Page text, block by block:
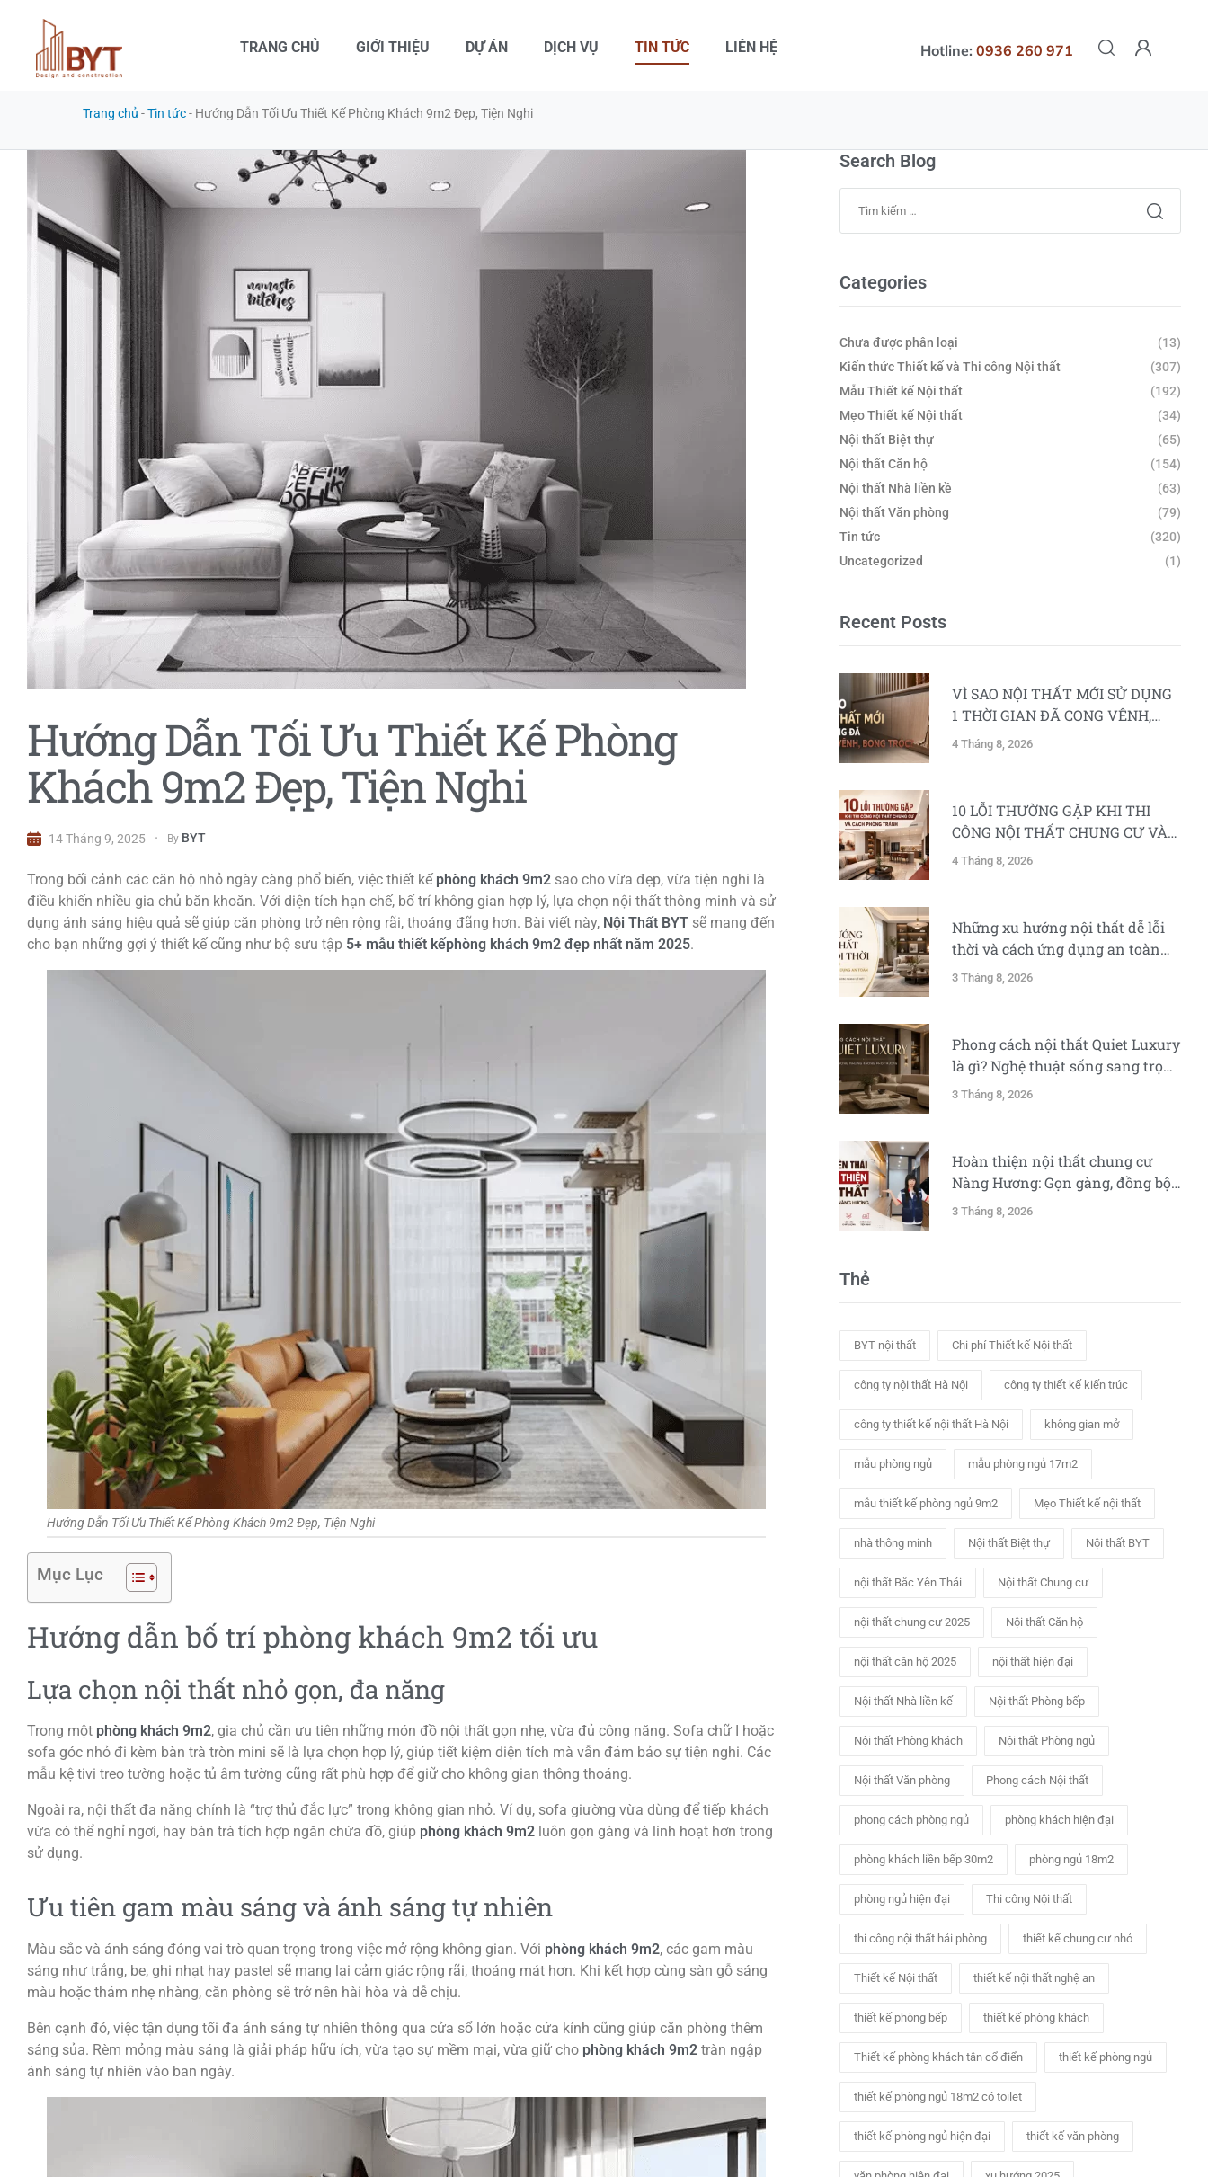
TRANG CHỦ GIỚI THIỆU DỰ ÁN DỊCH VỤ TIN TỨC LIÊN HỆ Hotline: 0936 260 971
Trang chủ -Tin tức- Hướng Dẫn Tối Ưu Thiết Kế Phòng Khách 9m2 Đẹp, Tiện Nghi
Hướng Dẫn Tối Ưu Thiết Kế Phòng
Khách 9m2 Đẹp, Tiện Nghi
14 Tháng 9, 2025 By BYT
Trong bối cảnh các căn hộ nhỏ ngày càng phổ biến, việc thiết kế phòng khách 9m2 sao cho vừa đẹp, vừa tiện nghi là
điều khiến nhiều gia chủ băn khoăn. Với diện tích hạn chế, bố trí không gian hợp lý, lựa chọn nội thất thông minh và sử
dụng ánh sáng hiệu quả sẽ giúp căn phòng trở nên rộng rãi, thoáng đãng hơn. Bài viết này, Nội Thất BYT sẽ mang đến
cho bạn những gợi ý thiết kế cũng như bộ sưu tập 5+ mẫu thiết kếphòng khách 9m2 đẹp nhất năm 2025.
Hướng Dẫn Tối Ưu Thiết Kế Phòng Khách 9m2 Đẹp, Tiện Nghi
Mục Lục
Hướng dẫn bố trí phòng khách 9m2 tối ưu
Lựa chọn nội thất nhỏ gọn, đa năng
Trong một phòng khách 9m2, gia chủ cần ưu tiên những món đồ nội thất gọn nhẹ, vừa đủ công năng. Sofa chữ I hoặc
sofa góc nhỏ đi kèm bàn trà tròn mini sẽ là lựa chọn hợp lý, giúp tiết kiệm diện tích mà vẫn đảm bảo sự tiện nghi. Các
mẫu kệ tivi treo tường hoặc tủ âm tường cũng rất phù hợp để giữ cho không gian thông thoáng.
Ngoài ra, nội thất đa năng chính là “trợ thủ đắc lực” trong không gian nhỏ. Ví dụ, sofa giường vừa dùng để tiếp khách
vừa có thể nghỉ ngơi, hay bàn trà tích hợp ngăn chứa đồ, giúp phòng khách 9m2 luôn gọn gàng và linh hoạt hơn trong
sử dụng.
Ưu tiên gam màu sáng và ánh sáng tự nhiên
Màu sắc và ánh sáng đóng vai trò quan trọng trong việc mở rộng không gian. Với phòng khách 9m2, các gam màu
sáng như trắng, be, ghi nhạt hay pastel sẽ mang lại cảm giác rộng rãi, thoáng mát hơn. Khi kết hợp cùng sàn gỗ sáng
màu hoặc thảm nhẹ nhàng, căn phòng sẽ trở nên hài hòa và dễ chịu.
Bên cạnh đó, việc tận dụng tối đa ánh sáng tự nhiên thông qua cửa sổ lớn hoặc cửa kính cũng giúp căn phòng thêm
sáng sủa. Rèm mỏng màu sáng là giải pháp hữu ích, vừa tạo sự mềm mại, vừa giữ cho phòng khách 9m2 tràn ngập
ánh sáng tự nhiên vào ban ngày.
Search Blog
Categories
Chưa được phân loại
(13)
Kiến thức Thiết kế và Thi công Nội thất
(307)
Mẫu Thiết kế Nội thất
(192)
Mẹo Thiết kế Nội thất
(34)
Nội thất Biệt thự
(65)
Nội thất Căn hộ
(154)
Nội thất Nhà liền kề
(63)
Nội thất Văn phòng
(79)
Tin tức
(320)
Uncategorized
(1)
Recent Posts
4 Tháng 8, 2026
VÌ SAO NỘI THẤT MỚI SỬ DỤNG
1 THỜI GIAN ĐÃ CONG VÊNH,
BONG TRÓC?
4 Tháng 8, 2026
10 LỖI THƯỜNG GẶP KHI THI
CÔNG NỘI THẤT CHUNG CƯ VÀ
CÁCH PHÒNG TRÁNH
3 Tháng 8, 2026
Những xu hướng nội thất dễ lỗi
thời và cách ứng dụng an toàn
cho nhà ở hiện đại
3 Tháng 8, 2026
Phong cách nội thất Quiet Luxury
là gì? Nghệ thuật sống sang trọng
nhưng không phô trương
3 Tháng 8, 2026
Hoàn thiện nội thất chung cư
Nàng Hương: Gọn gàng, đồng bộ
và tiện nghi
Thẻ
BYT nội thất Chi phí Thiết kế Nội thất
công ty nội thất Hà Nội công ty thiết kế kiến trúc
công ty thiết kế nội thất Hà Nội không gian mở
mẫu phòng ngủ mẫu phòng ngủ 17m2
mẫu thiết kế phòng ngủ 9m2 Mẹo Thiết kế nội thất
nhà thông minh Nội thất Biệt thự Nội thất BYT
nội thất Bắc Yên Thái Nội thất Chung cư
nội thất chung cư 2025 Nội thất Căn hộ
nội thất căn hộ 2025 nội thất hiện đại
Nội thất Nhà liền kế Nội thất Phòng bếp
Nội thất Phòng khách Nội thất Phòng ngủ
Nội thất Văn phòng Phong cách Nội thất
phong cách phòng ngủ phòng khách hiện đại
phòng khách liền bếp 30m2 phòng ngủ 18m2
phòng ngủ hiện đại Thi công Nội thất
thi công nội thất hải phòng thiết kế chung cư nhỏ
Thiết kế Nội thất thiết kế nội thất nghệ an
thiết kế phòng bếp thiết kế phòng khách
Thiết kế phòng khách tân cổ điển thiết kế phòng ngủ
thiết kế phòng ngủ 18m2 có toilet
thiết kế phòng ngủ hiện đại thiết kế văn phòng